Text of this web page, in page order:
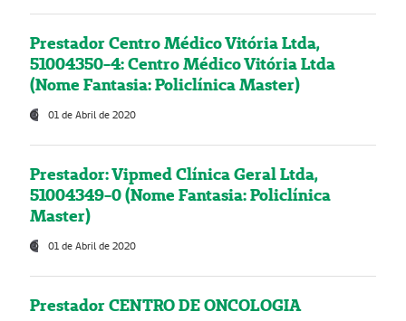
Prestador Centro Médico Vitória Ltda,
51004350-4: Centro Médico Vitória Ltda
(Nome Fantasia: Policlínica Master)
01 de Abril de 2020
Prestador: Vipmed Clínica Geral Ltda,
51004349-0 (Nome Fantasia: Policlínica
Master)
01 de Abril de 2020
Prestador CENTRO DE ONCOLOGIA